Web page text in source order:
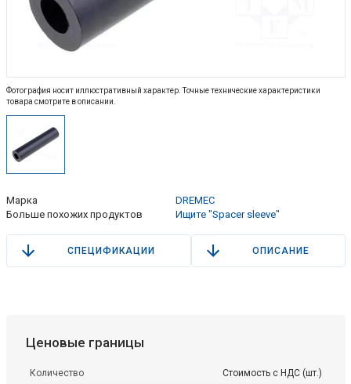
Фотография носит иллюстративный характер. Точные технические характеристики
товара смотрите в описании.
Марка
DREMEC
Больше похожих продуктов
Ищите "Spacer sleeve"
СПЕЦИФИКАЦИИ ОПИСАНИЕ
Ценовые границы
Количество Стоимость с НДС (шт.)